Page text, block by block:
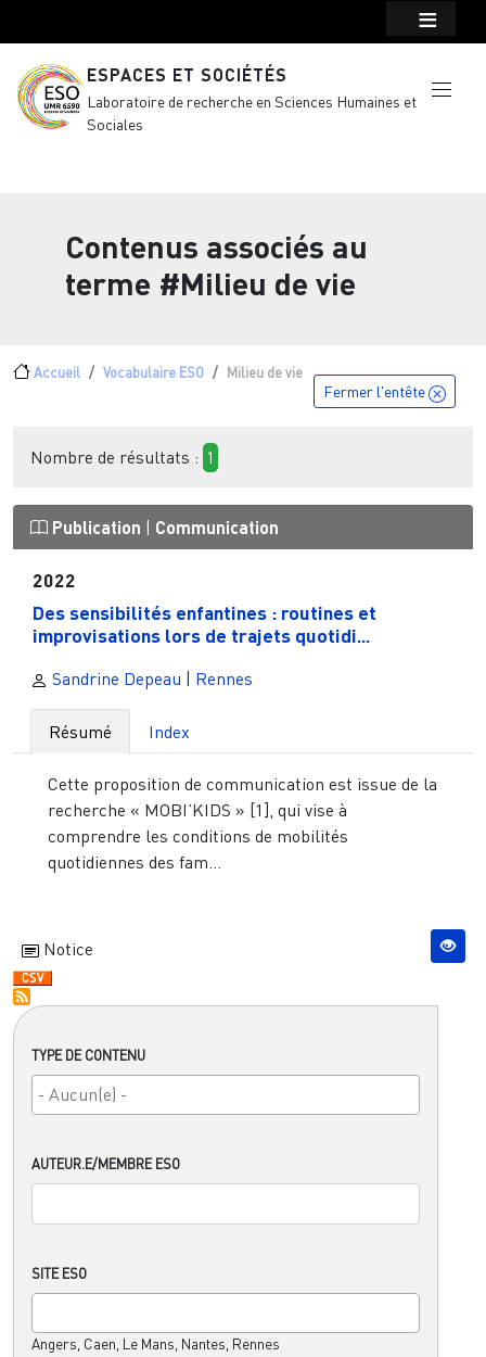
ESPACES ET SOCIÉTÉS
Laboratoire de recherche en Sciences Humaines et
Sociales
Contenus associés au
terme #Milieu de vie
Fil d'Ariane
Accueil Vocabulaire ESO Milieu de vie
TYPE DE CONTENU
AUTEUR.E/MEMBRE ESO
SITE ESO
Angers, Caen, Le Mans, Nantes, Rennes
Fermer l'entête
Nombre de résultats : 1
Publication Communication
2022
Des sensibilités enfantines : routines et
improvisations lors de trajets quotidi...
Sandrine Depeau | Rennes
Résumé Index
Cette proposition de communication est issue de la
recherche « MOBI’KIDS » [1], qui vise à
comprendre les conditions de mobilités
quotidiennes des fam...
Notice